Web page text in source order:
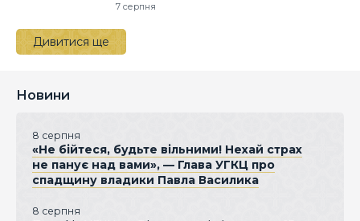
7 серпня
Дивитися ще
Новини
8 серпня
«Не бійтеся, будьте вільними! Нехай страх
не панує над вами», — Глава УГКЦ про
спадщину владики Павла Василика
8 серпня